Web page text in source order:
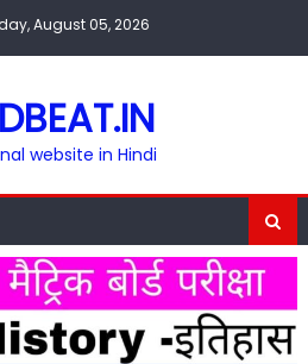
August 05, 2026
website in Hindi